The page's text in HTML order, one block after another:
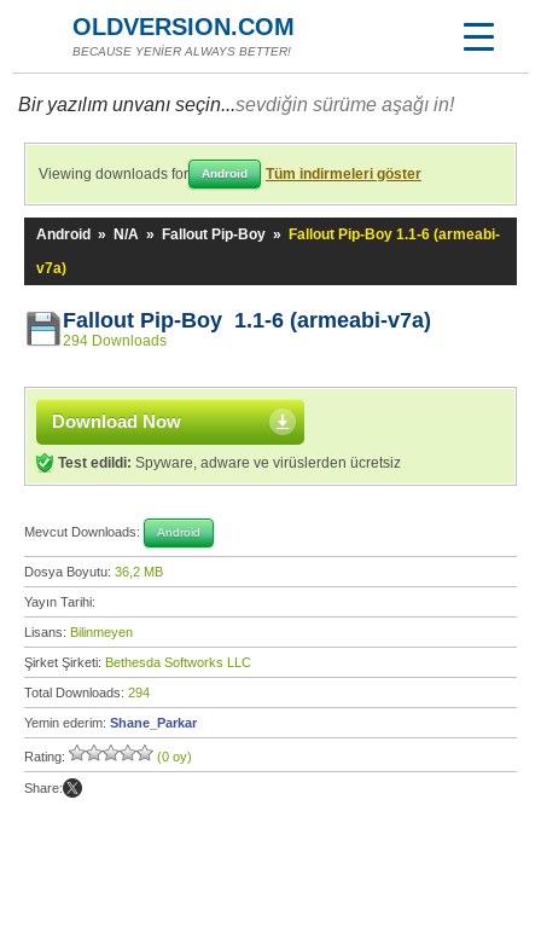
OLDVERSION.COM
BECAUSE YENİER ALWAYS BETTER!
Bir yazılım unvanı seçin...sevdiğin sürüme aşağı in!
Viewing downloads for Android Tüm indirmeleri göster
Android » N/A » Fallout Pip-Boy »
Fallout Pip-Boy 1.1-6 (armeabi-
v7a)
Fallout Pip-Boy 1.1-6 (armeabi-v7a)
294 Downloads
Download Now
Test edildi: Spyware, adware ve virüslerden ücretsiz
Mevcut Downloads: Android
Dosya Boyutu: 36,2 MB
Yayın Tarihi:
Lisans: Bilinmeyen
Şirket Şirketi: Bethesda Softworks LLC
Total Downloads: 294
Yemin ederim: Shane_Parkar
Rating: (0 oy)
Share: